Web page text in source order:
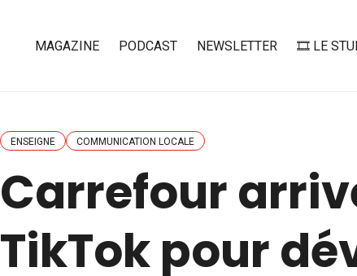
MAGAZINE PODCAST NEWSLETTER 🎞️ LE
ENSEIGNE COMMUNICATION LOCALE
Carrefour
TikTok pour